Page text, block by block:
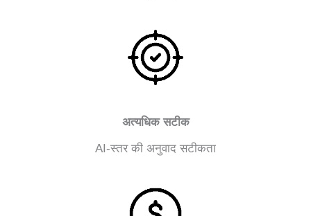
अत्यधिक सटीक
AI‑स्तर की अनुवाद सटीकता